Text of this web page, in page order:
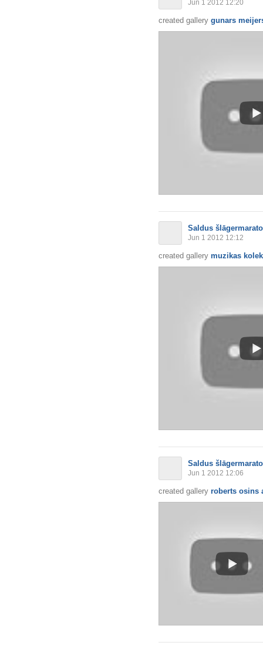
Jun 1 2012 12:20
created gallery gunars
Saldus
Jun 1 2012 12:12
created gallery muzikas
Saldus
Jun 1 2012 12:06
created gallery roberts osins